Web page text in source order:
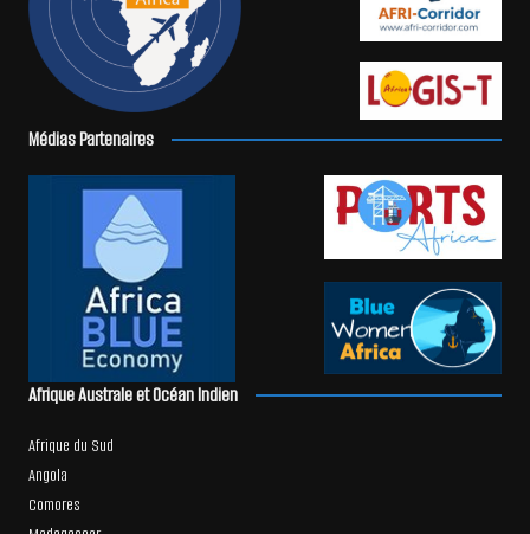
Médias Partenaires
Afrique Australe et Océan Indien
Afrique du Sud
Angola
Comores